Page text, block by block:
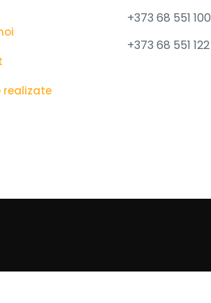
realizate
+373 68 551 100
+373 68 551 122